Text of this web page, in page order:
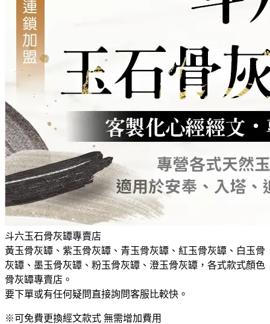
斗六玉石骨灰罈專賣店
黃玉骨灰罈、紫玉骨灰罈、青玉骨灰罈、紅玉骨灰罈、白玉骨
灰罈、墨玉骨灰罈、粉玉骨灰罈、澄玉骨灰罈，各式款式顏色
骨灰罈專賣店。
要下單或有任何疑問直接詢問客服比較快。
※可免費更換經文款式 無需增加費用